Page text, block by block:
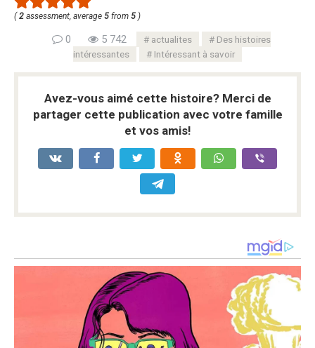
( 2 assessment, average 5 from 5 )
0 5 742 actualites
Des histoires
intéressantes
Intéressant à savoir
Avez-vous aimé cette histoire? Merci de
partager cette publication avec votre famille
et vos amis!